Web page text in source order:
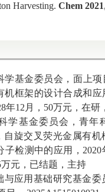
Harvesting. Chem 2021,
学基金委员会，面上项
机框架的设计合成和应
年12月， 50万元，在研
学基金委员会，青年
自旋交叉荧光金属有
子检测中的应用，2020
万元，已结题，主持
与应用基础研究基金委